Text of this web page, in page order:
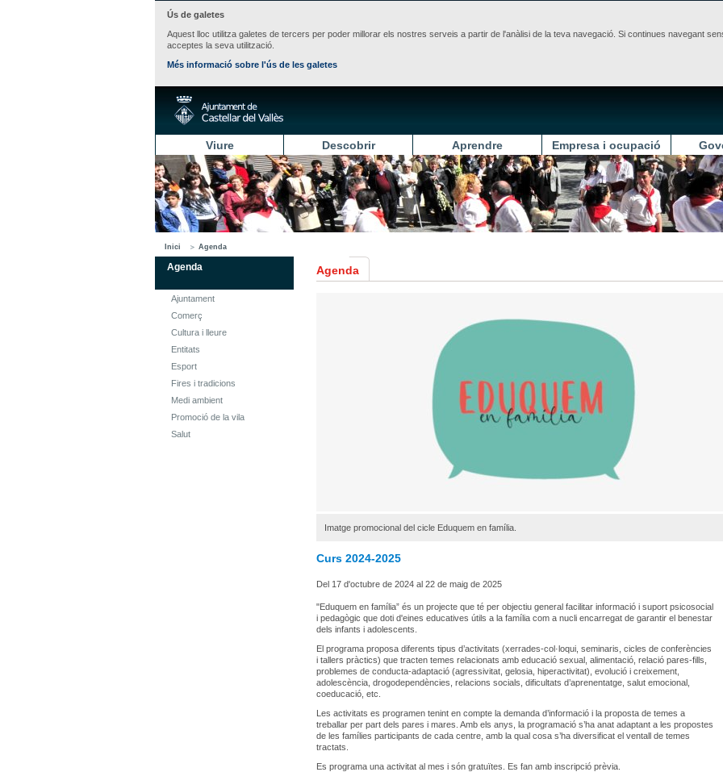
Ús de galetes
Aquest lloc utilitza galetes de tercers per poder millorar els nostres serveis a partir de l'anàlisi de la teva navegació. Si continues navegant
acceptes la seva utilització.
Més informació sobre l'ús de les galetes
Viure Descobrir Aprendre Empresa i ocupació
Inici Agenda
Agenda
Ajuntament
Comerç
Cultura i lleure
Entitats
Esport
Fires i tradicions
Medi ambient
Promoció de la vila
Salut
Agenda
Imatge promocional del cicle Eduquem en família.
Curs 2024-2025
Del 17 d'octubre de 2024 al 22 de maig de 2025
"Eduquem en família” és un projecte que té per objectiu general facilitar informació i suport psicosocial
i pedagògic que doti d'eines educatives útils a la família com a nucli encarregat de garantir el benestar
dels infants i adolescents.
El programa proposa diferents tipus d’activitats (xerrades-col·loqui, seminaris, cicles de conferències
i tallers pràctics) que tracten temes relacionats amb educació sexual, alimentació, relació pares-fills,
problemes de conducta-adaptació (agressivitat, gelosia, hiperactivitat), evolució i creixement,
adolescència, drogodependències, relacions socials, dificultats d’aprenentatge, salut emocional,
coeducació, etc.
Les activitats es programen tenint en compte la demanda d’informació i la proposta de temes a
treballar per part dels pares i mares. Amb els anys, la programació s’ha anat adaptant a les propostes
de les famílies participants de cada centre, amb la qual cosa s’ha diversificat el ventall de temes
tractats.
Es programa una activitat al mes i són gratuïtes. Es fan amb inscripció prèvia.